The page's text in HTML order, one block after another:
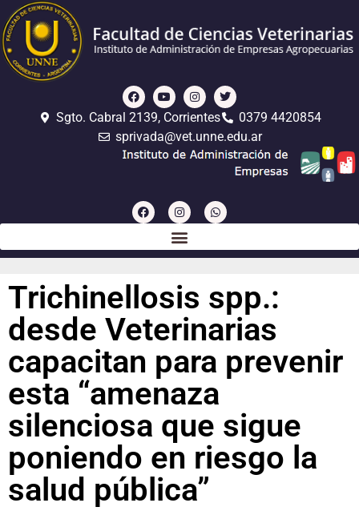
Sgto. Cabral 2139, Corrientes
0379 4420854
sprivada@vet.unne.edu.ar
Trichinellosis spp.:
desde Veterinarias
capacitan para prevenir
esta “amenaza
silenciosa que sigue
poniendo en riesgo la
salud pública”